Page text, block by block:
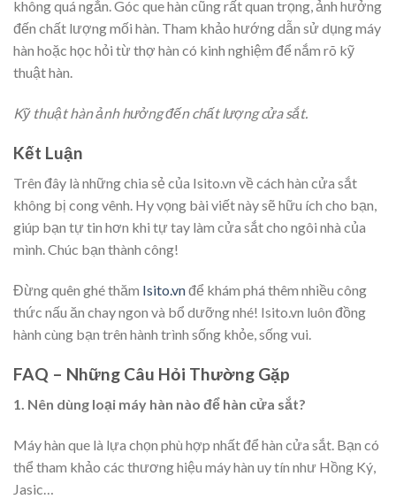
không quá ngắn. Góc que hàn cũng rất quan trọng, ảnh hưởng
đến chất lượng mối hàn. Tham khảo hướng dẫn sử dụng máy
hàn hoặc học hỏi từ thợ hàn có kinh nghiệm để nắm rõ kỹ
thuật hàn.
Kỹ thuật hàn ảnh hưởng đến chất lượng cửa sắt.
Kết Luận
Trên đây là những chia sẻ của Isito.vn về cách hàn cửa sắt
không bị cong vênh. Hy vọng bài viết này sẽ hữu ích cho bạn,
giúp bạn tự tin hơn khi tự tay làm cửa sắt cho ngôi nhà của
mình. Chúc bạn thành công!
Đừng quên ghé thăm Isito.vnđể khám phá thêm nhiều công
thức nấu ăn chay ngon và bổ dưỡng nhé! Isito.vn luôn đồng
hành cùng bạn trên hành trình sống khỏe, sống vui.
FAQ – Những Câu Hỏi Thường Gặp
1. Nên dùng loại máy hàn nào để hàn cửa sắt?
Máy hàn que là lựa chọn phù hợp nhất để hàn cửa sắt. Bạn có
thể tham khảo các thương hiệu máy hàn uy tín như Hồng Ký,
Jasic…